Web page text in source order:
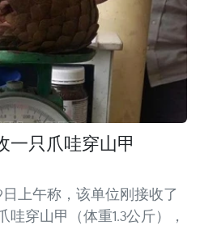
一只爪哇穿山甲
上午称，该单位刚接收了
穿山甲（体重1.3公斤），